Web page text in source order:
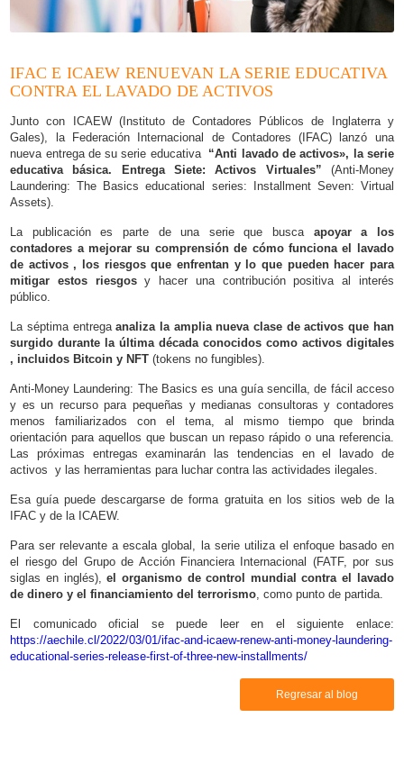
IFAC E ICAEW RENUEVAN LA SERIE EDUCATIVA
CONTRA EL LAVADO DE ACTIVOS
Junto con ICAEW (Instituto de Contadores Públicos de Inglaterra y
Gales), la Federación Internacional de Contadores (IFAC) lanzó una
nueva entrega de su serie educativa “Anti lavado de activos», la serie
educativa básica. Entrega Siete: Activos Virtuales” (Anti-Money
Laundering: The Basics educational series: Installment Seven: Virtual
Assets).
La publicación es parte de una serie que busca apoyar a los
contadores a mejorar su comprensión de cómo funciona el lavado
de activos , los riesgos que enfrentan y lo que pueden hacer para
mitigar estos riesgosy hacer una contribución positiva al interés
público.
La séptima entregaanaliza la amplia nueva clase de activos que han
surgido durante la última década conocidos como activos digitales
, incluidos Bitcoin y NFT (tokens no fungibles).
Anti-Money Laundering: The Basics es una guía sencilla, de fácil acceso
y es un recurso para pequeñas y medianas consultoras y contadores
menos familiarizados con el tema, al mismo tiempo que brinda
orientación para aquellos que buscan un repaso rápido o una referencia.
Las próximas entregas examinarán las tendencias en el lavado de
activos y las herramientas para luchar contra las actividades ilegales.
Esa guía puede descargarse de forma gratuita en los sitios web de la
IFAC y de la ICAEW.
Para ser relevante a escala global, la serie utiliza el enfoque basado en
el riesgo del Grupo de Acción Financiera Internacional (FATF, por sus
siglas en inglés),el organismo de control mundial contra el lavado
de dinero y el financiamiento del terrorismo , como punto de partida.
El comunicado oficial se puede leer en el siguiente enlace:
https://aechile.cl/2022/03/01/ifac-and-icaew-renew-anti-money-laundering-
educational-series-release-first-of-three-new-installments/
Regresar al blog